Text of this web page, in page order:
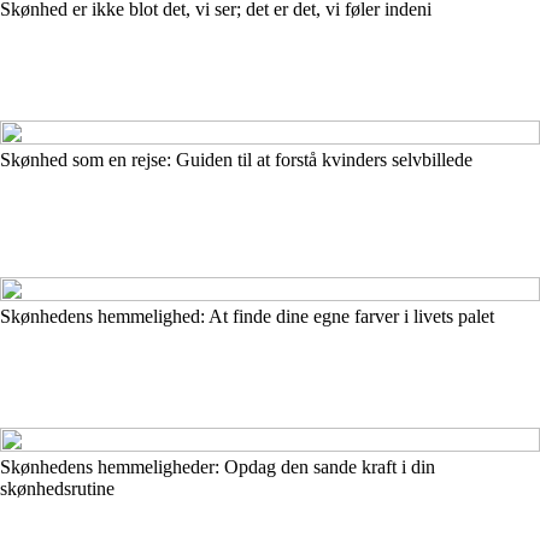
Skønhed er ikke blot det, vi ser; det er det, vi føler indeni
Skønhed som en rejse: Guiden til at forstå kvinders selvbillede
Skønhedens hemmelighed: At finde dine egne farver i livets palet
Skønhedens hemmeligheder: Opdag den sande kraft i din
skønhedsrutine